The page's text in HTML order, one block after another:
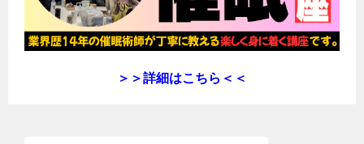
＞＞詳細はこちら＜＜